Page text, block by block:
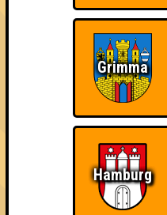
Ich suche
Gewinne mit MEHR als zwei
~ Noch
Grimma
Hamburg